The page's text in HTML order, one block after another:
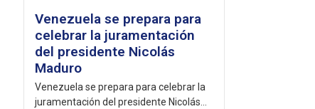
Venezuela se prepara para
celebrar la juramentación
del presidente Nicolás
Maduro
Venezuela se prepara para celebrar la
juramentación del presidente Nicolás...